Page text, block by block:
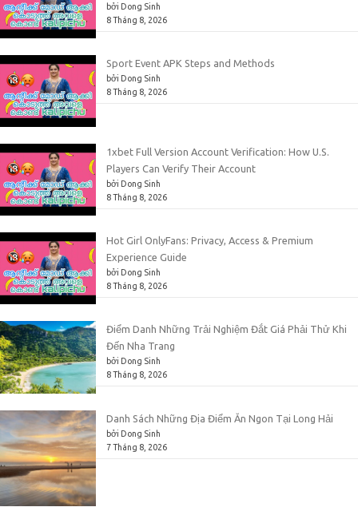
bởi Dong Sinh
8 Tháng 8, 2026
Sport Event APK Steps and Methods
bởi Dong Sinh
8 Tháng 8, 2026
1xbet Full Version Account Verification: How U.S.
Players Can Verify Their Account
bởi Dong Sinh
8 Tháng 8, 2026
Hot Girl OnlyFans: Privacy, Access & Premium
Experience Guide
bởi Dong Sinh
8 Tháng 8, 2026
Điểm Danh Những Trải Nghiệm Đắt Giá Phải Thử Khi
Đến Nha Trang
bởi Dong Sinh
8 Tháng 8, 2026
Danh Sách Những Địa Điểm Ăn Ngon Tại Long Hải
bởi Dong Sinh
7 Tháng 8, 2026